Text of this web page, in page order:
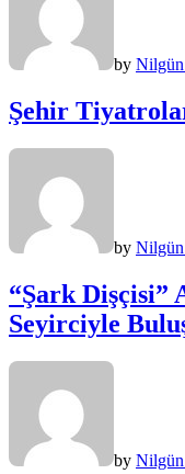
by Nilgün
Şehir
by Nilgün
“Şark Dişçisi”
Seyirciyle
by Nilgün